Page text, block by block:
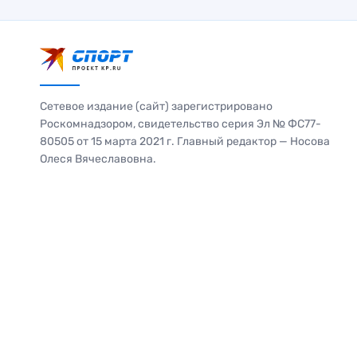
Сетевое издание (сайт) зарегистрировано
Роскомнадзором, свидетельство серия Эл № ФС77-
80505 от 15 марта 2021 г. Главный редактор — Носова
Олеся Вячеславовна.